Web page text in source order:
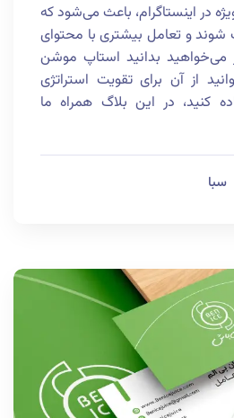
در اینستاگرام، باعث می‌شود که
و تعامل بیشتری با محتوای
می‌خواهید بدانید استاپ موشن
از آن برای تقویت استراتژی
کنید، در این بلاگ همراه ما
سبا